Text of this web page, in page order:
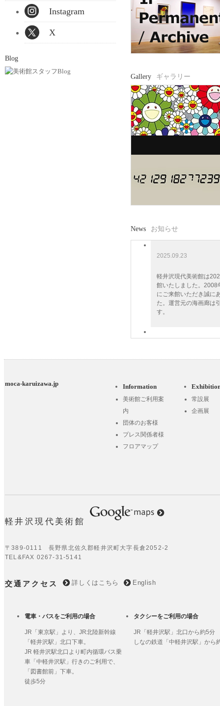
Instagram
X
Blog
Gallery ギャラリー
News お知らせ
2025.09.23
軽井沢現代美術館は
館いたしました。2008
にご来館いただき誠に
た。運営元の海画廊は
す。
2025.03.21
【2025年度 開館日の
のお客様にご来館いた
ざいました。来期も皆
2024.03.30
moca-karuizawa.jp Information
美術館ご利用案
内
団体のお客様
プレス関係者様
フロアマップ
常設展
企画展
軽井沢現代美術館
〒389-0111 長野県北佐久郡軽井沢町大字長倉2052-2
TEL&FAX 0267-31-5141
交通アクセス 詳しくはこちら English
電車・バスをご利用の場合
JR「東京駅」より、JR北陸新幹線
「軽井沢駅」北口下車。
JR 軽井沢駅北口より町内循環バス乗
車「中軽井沢駅」行きのご利用で、
「図書館前」下車。
徒歩5分
タクシーをご利用の場合
JR「軽井沢駅」北口から約5分
しなの鉄道「中軽井沢駅」から